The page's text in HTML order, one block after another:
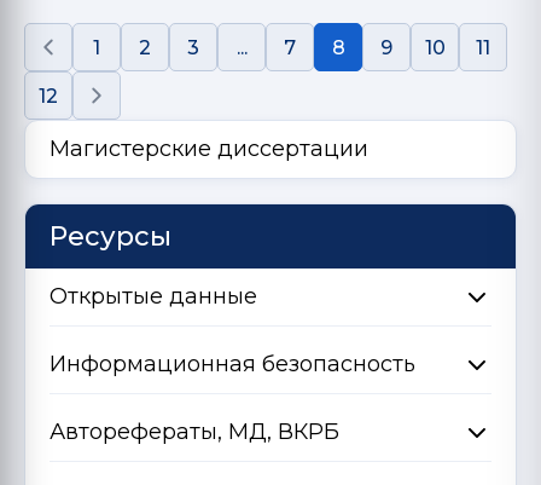
1 2 3 ... 7 8 9 10 11
12
Магистерские диссертации
Ресурсы
Открытые данные
Информационная безопасность
Авторефераты, МД, ВКРБ